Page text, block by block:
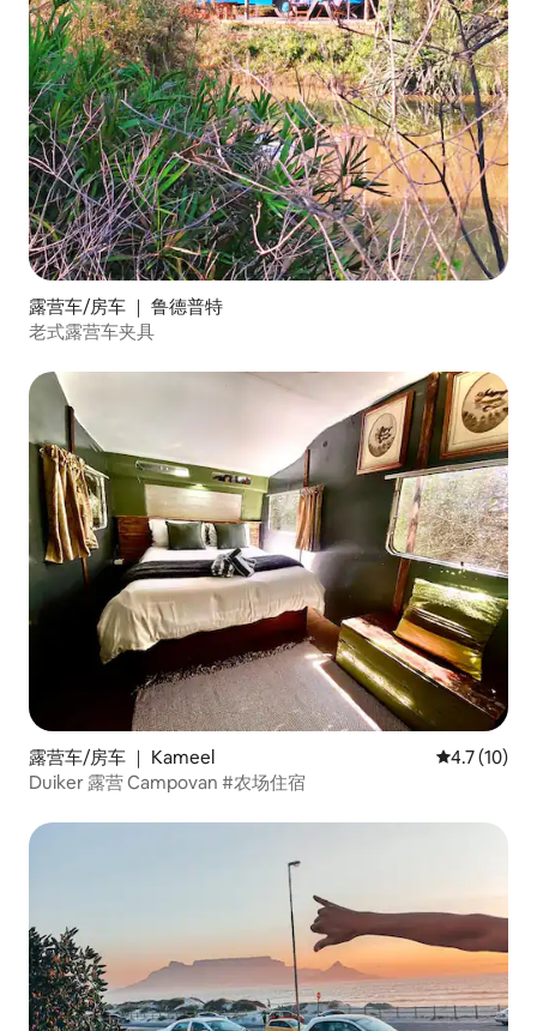
露营车/房车 ｜ 鲁德普特
老式露营车夹具
露营车/房车 ｜ Kameel 平均评分
4.7 (10)
Duiker 露营 Campovan #农场住宿